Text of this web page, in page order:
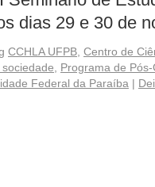
dias 29 e 30 de
CCHLA UFPB Centro de
Programa de
Federal da Paraíba |